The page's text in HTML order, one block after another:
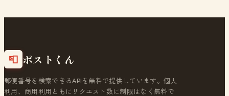
📮 ポストくん
郵便番号を検索できるAPIを無料で提供しています。個人
利用、商用利用ともにリクエスト数に制限はなく無料で